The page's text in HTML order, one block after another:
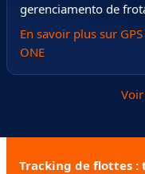
gerenciamento de
En savoir plus sur GPS
ONE
Tracking de flottes